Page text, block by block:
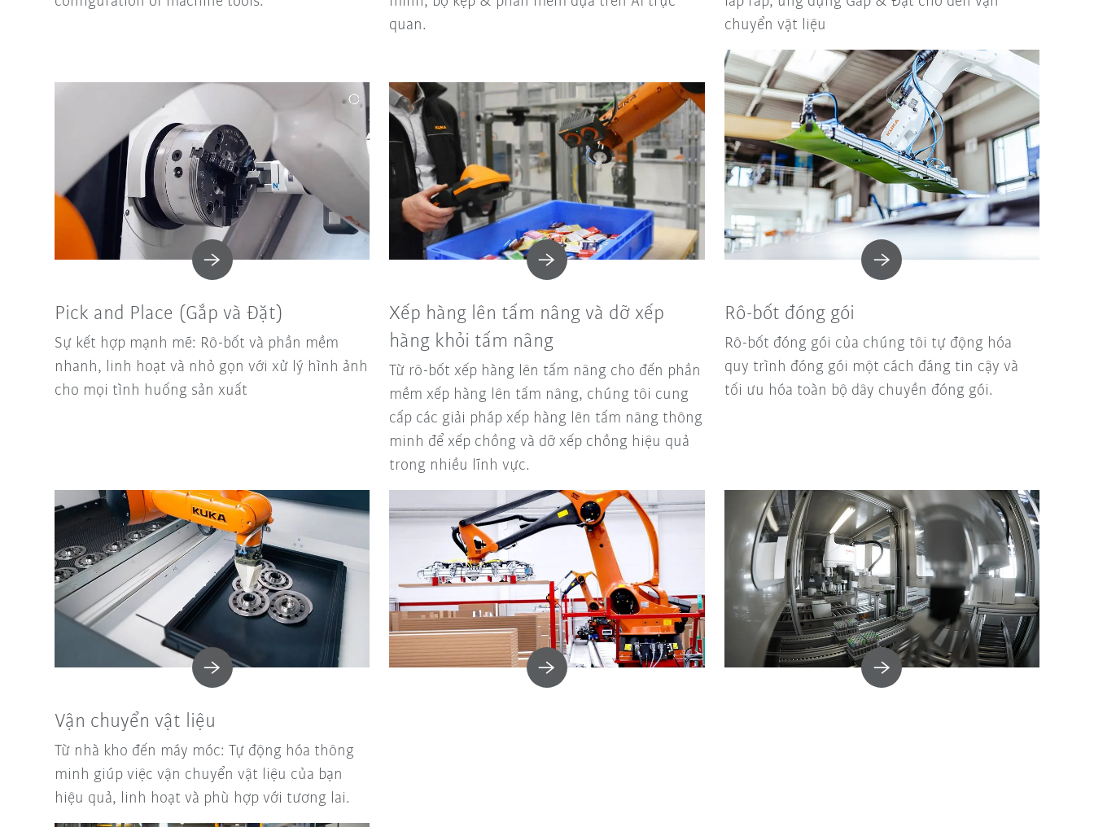
quan.
chuyển vật liệu
Pick and Place (Gắp và Đặt)
Sự kết hợp mạnh mẽ: Rô-bốt và phần mềm
nhanh, linh hoạt và nhỏ gọn với xử lý hình ảnh
cho mọi tình huống sản xuất
Xếp hàng lên tấm nâng và dỡ xếp
hàng khỏi tấm nâng
Từ rô-bốt xếp hàng lên tấm nâng cho đến phần
mềm xếp hàng lên tấm nâng, chúng tôi cung
cấp các giải pháp xếp hàng lên tấm nâng thông
minh để xếp chồng và dỡ xếp chồng hiệu quả
trong nhiều lĩnh vực.
Rô-bốt đóng gói
Rô-bốt đóng gói của chúng tôi tự động hóa
quy trình đóng gói một cách đáng tin cậy và
tối ưu hóa toàn bộ dây chuyền đóng gói.
Vận chuyển vật liệu
Từ nhà kho đến máy móc: Tự động hóa thông
minh giúp việc vận chuyển vật liệu của bạn
hiệu quả, linh hoạt và phù hợp với tương lai.